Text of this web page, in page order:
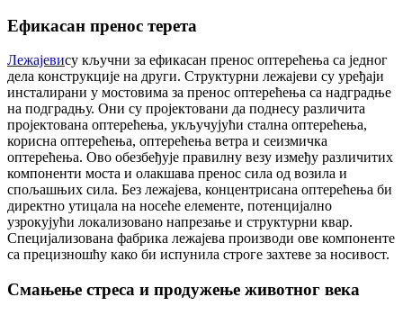
Ефикасан пренос терета
Лежајевису кључни за ефикасан пренос оптерећења са једног
дела конструкције на други. Структурни лежајеви су уређаји
инсталирани у мостовима за пренос оптерећења са надградње
на подградњу. Они су пројектовани да поднесу различита
пројектована оптерећења, укључујући стална оптерећења,
корисна оптерећења, оптерећења ветра и сеизмичка
оптерећења. Ово обезбеђује правилну везу између различитих
компоненти моста и олакшава пренос сила од возила и
спољашњих сила. Без лежајева, концентрисана оптерећења би
директно утицала на носеће елементе, потенцијално
узрокујући локализовано напрезање и структурни квар.
Специјализована фабрика лежајева производи ове компоненте
са прецизношћу како би испунила строге захтеве за носивост.
Смањење стреса и продужење животног века